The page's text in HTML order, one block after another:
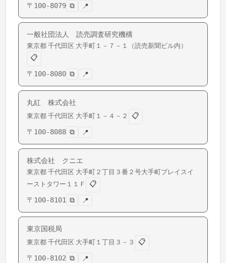
〒 100-8079 ⧉ 📍
一般社団法人 読売調査研究機構
東京都 千代田区 大手町 １－７－１（読売新聞ビル内）
📋
〒 100-8080 ⧉ 📍
丸紅 株式会社
東京都 千代田区 大手町 １－４－２
📋
〒 100-8088 ⧉ 📍
株式会社 クニエ
東京都 千代田区 大手町 ２丁目３番２号大手町プレイスイ
ーストタワー１１Ｆ
📋
〒 100-8101 ⧉ 📍
東京国税局
東京都 千代田区 大手町 １丁目３－３
📋
〒 100-8102 ⧉ 📍